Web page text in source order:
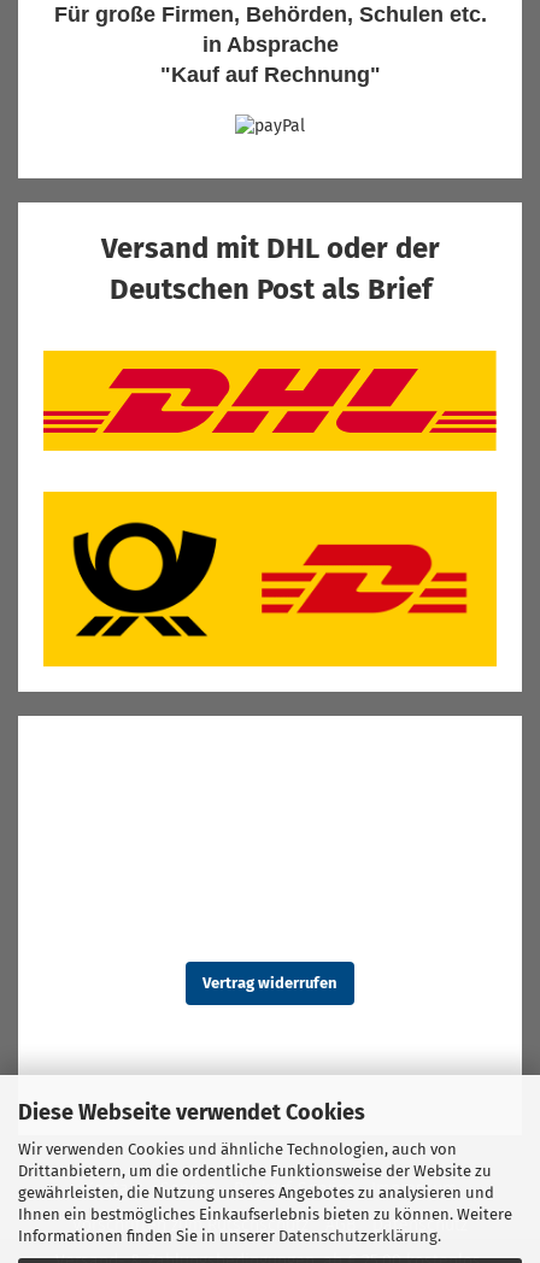
Diese Webseite verwendet Cookies
Wir verwenden Cookies und ähnliche Technologien, auch von
Drittanbietern, um die ordentliche Funktionsweise der Website zu
gewährleisten, die Nutzung unseres Angebotes zu analysieren und
Ihnen ein bestmögliches Einkaufserlebnis bieten zu können. Weitere
Informationen finden Sie in unserer Datenschutzerklärung.
Für große Firmen, Behörden, Schulen etc.
in Absprache
"Kauf auf Rechnung"
Versand mit DHL oder der
Deutschen Post als Brief
Vertrag widerrufen
Kontakt Service Rückruf-Service
Impressum
Vorschriften zum Rutschschutz
AGB
Datenschutz